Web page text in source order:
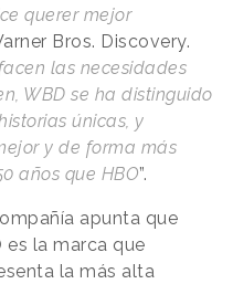
querer mejor
Bros. Discovery.
las necesidades
WBD se ha distinguido
únicas, y
y de forma más
años que HBO”.
apunta que
es la marca que
la más alta